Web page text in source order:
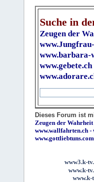
Suche in
Zeugen der
www.barbara-
www.gebete.ch
Dieses Forum ist
Zeugen der Wahrheit
www.wallfahrten.ch -
www.gottliebtuns.com
www3.k-
www.k-
www.k-